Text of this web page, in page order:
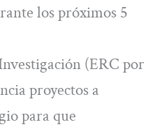
los próximos 5
(ERC por
proyectos a
para que